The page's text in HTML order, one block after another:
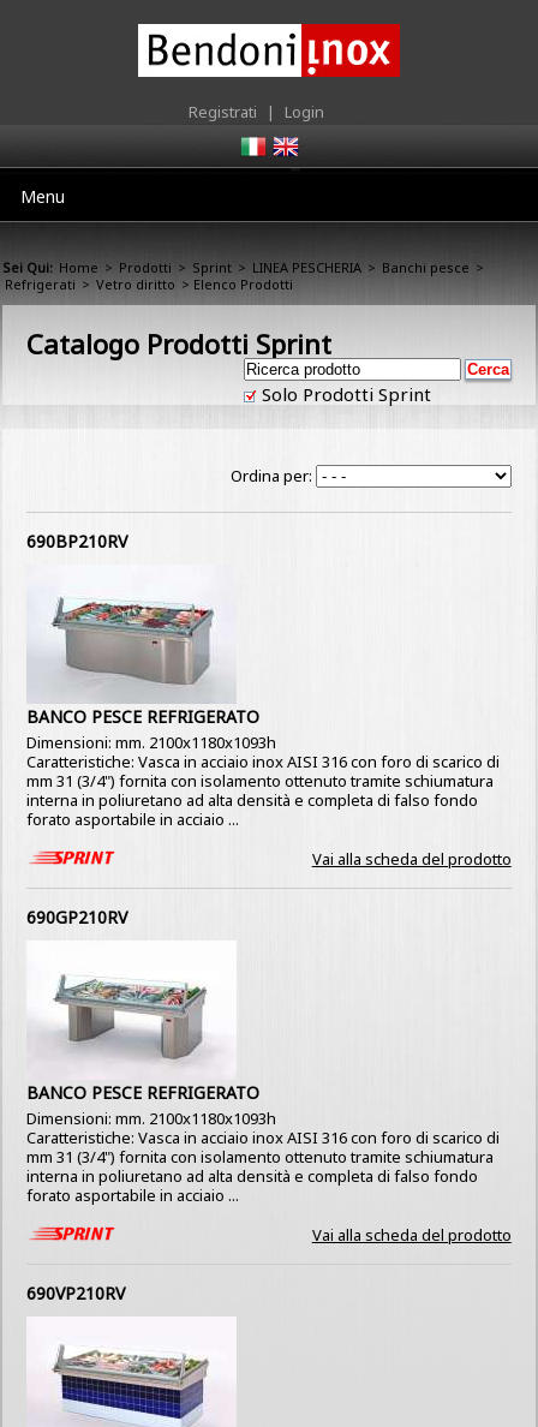
Registrati | Login
Menu
Sei Qui: Home > Prodotti > Sprint > LINEA PESCHERIA > Banchi pesce >
Refrigerati > Vetro diritto > Elenco Prodotti
Catalogo Prodotti Sprint
Solo Prodotti Sprint
Ordina per:
690BP210RV
BANCO PESCE REFRIGERATO
Dimensioni: mm. 2100x1180x1093h
Caratteristiche: Vasca in acciaio inox AISI 316 con foro di scarico di
mm 31 (3/4") fornita con isolamento ottenuto tramite schiumatura
interna in poliuretano ad alta densità e completa di falso fondo
forato asportabile in acciaio ...
Vai alla scheda del prodotto
690GP210RV
BANCO PESCE REFRIGERATO
Dimensioni: mm. 2100x1180x1093h
Caratteristiche: Vasca in acciaio inox AISI 316 con foro di scarico di
mm 31 (3/4") fornita con isolamento ottenuto tramite schiumatura
interna in poliuretano ad alta densità e completa di falso fondo
forato asportabile in acciaio ...
Vai alla scheda del prodotto
690VP210RV